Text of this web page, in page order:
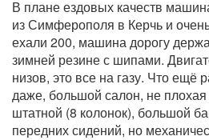
В плане ездовых качеств
из Симферополя в Керчь и
ехали 200, машина дорогу
зимней резине с шипами.
низов, это все на газу. Что ещё
даже, большой салон, не плохая
штатной (8 колонок), большой
передних сидений, но